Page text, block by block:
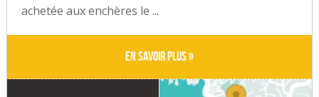
achetée aux enchères le ...
En savoir plus »